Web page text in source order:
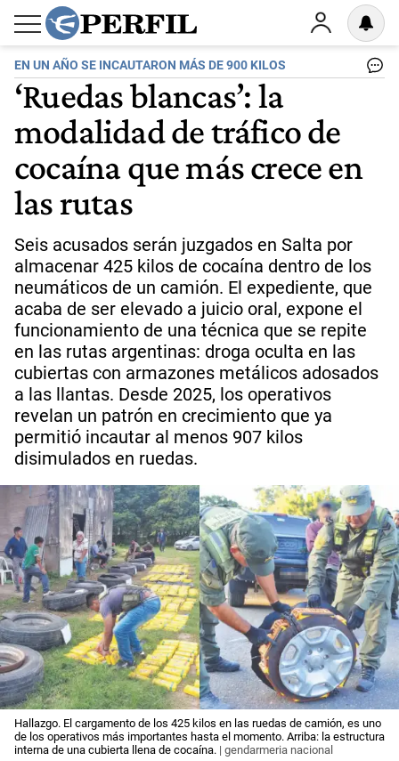
EN UN AÑO SE INCAUTARON MÁS DE 900 KILOS
‘Ruedas blancas’: la
modalidad de tráfico de
cocaína que más crece en
las rutas
Seis acusados serán juzgados en Salta por
almacenar 425 kilos de cocaína dentro de los
neumáticos de un camión. El expediente, que
acaba de ser elevado a juicio oral, expone el
funcionamiento de una técnica que se repite
en las rutas argentinas: droga oculta en las
cubiertas con armazones metálicos adosados
a las llantas. Desde 2025, los operativos
revelan un patrón en crecimiento que ya
permitió incautar al menos 907 kilos
disimulados en ruedas.
Hallazgo. El cargamento de los 425 kilos en las ruedas de camión, es uno
de los operativos más importantes hasta el momento. Arriba: la estructura
interna de una cubierta llena de cocaína. | gendarmeria nacional